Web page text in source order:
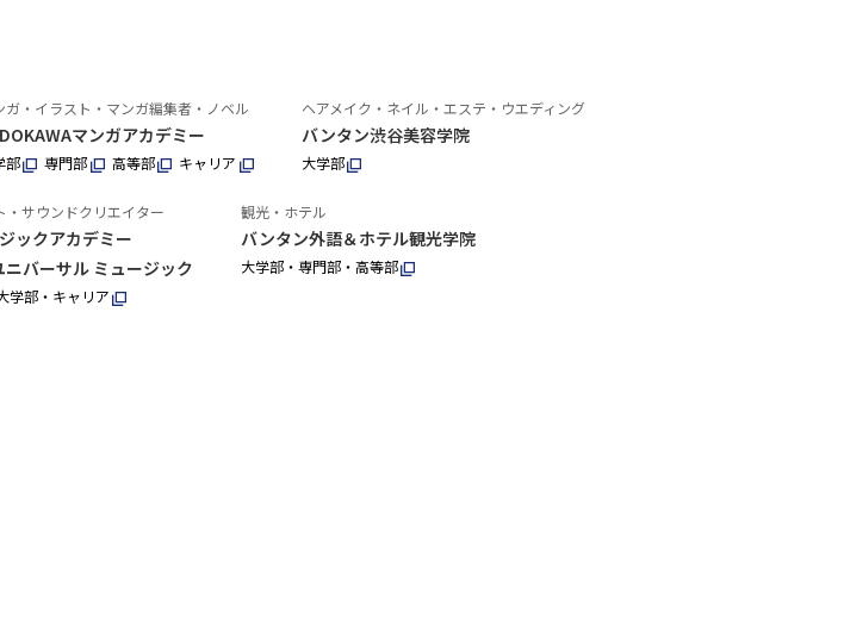
ガ・イラスト・マンガ編集者・ノベル
マンガアカデミー
部 専門部 高等部 キャリア
ヘアメイク・ネイル・エステ・ウエディング
バンタン渋谷美容学院
大学部
・サウンドクリエイター
ックアカデミー
ニバーサル ミュージック
学部・キャリア
観光・ホテル
バンタン外語＆ホテル観光学院
大学部・専門部・高等部